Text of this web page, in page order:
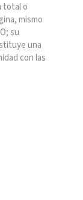
total o
mismo
su
una
con las